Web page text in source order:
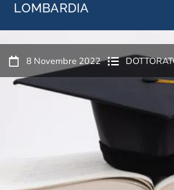
LOMBARDIA
8 Novembre 2022